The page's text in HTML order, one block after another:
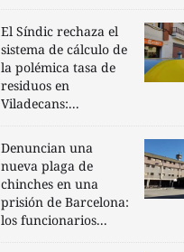
El Síndic rechaza el
sistema de cálculo de
la polémica tasa de
residuos en
Viladecans:...
Denuncian una
nueva plaga de
chinches en una
prisión de Barcelona:
los funcionarios...